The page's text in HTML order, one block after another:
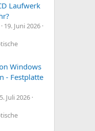
Laufwerk
19. Juni 2026
Windows
- Festplatte
Juli 2026